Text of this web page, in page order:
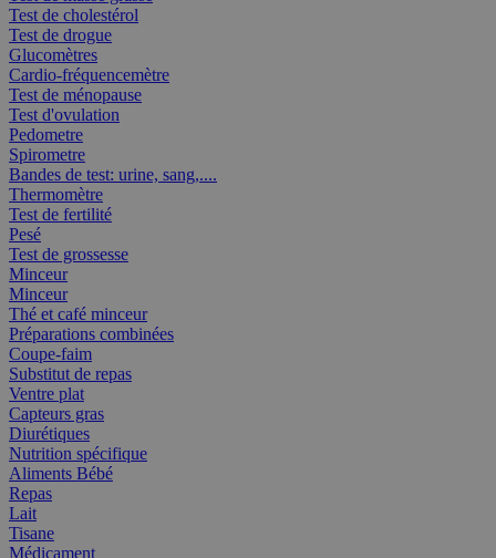
Test de cholestérol
Test de drogue
Glucomètres
Cardio-fréquencemètre
Test de ménopause
Test d'ovulation
Pedometre
Spirometre
Bandes de test: urine, sang,....
Thermomètre
Test de fertilité
Pesé
Test de grossesse
Minceur
Minceur
Thé et café minceur
Préparations combinées
Coupe-faim
Substitut de repas
Ventre plat
Capteurs gras
Diurétiques
Nutrition spécifique
Aliments Bébé
Repas
Lait
Tisane
Médicament